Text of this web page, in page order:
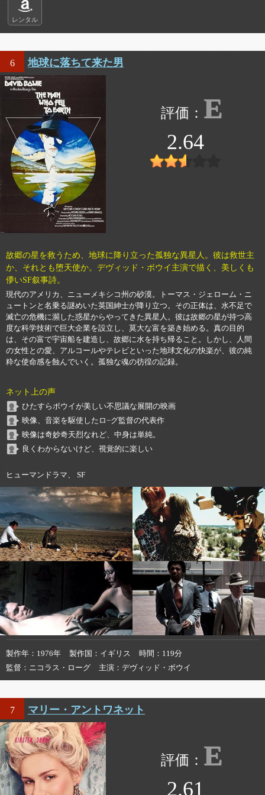
レンタル
6 地球に落ちて来た男
E
2.64
故郷の星を救うため、地球に降り立った孤独な異星人。彼は救世主
か、それとも堕天使か。デヴィッド・ボウイ主演で描く、美しくも
儚いSF叙事詩。
現代のアメリカ、ニューメキシコ州の砂漠。トーマス・ジェローム・ニ
ュートンと名乗る謎めいた英国紳士が降り立つ。その正体は、水不足で
滅亡の危機に瀕した惑星からやってきた異星人。彼は故郷の星が持つ高
度な科学技術で巨大企業を設立し、莫大な富を築き始める。真の目的
は、その富で宇宙船を建造し、故郷に水を持ち帰ること。しかし、人間
の女性との愛、アルコールやテレビといった地球文化の快楽が、彼の純
粋な使命感を蝕んでいく。孤独な魂の彷徨の記録。
ネット上の声
ひたすらボウイが美しい不思議な展開の映画
映像、音楽を駆使したロ−グ監督の代表作
映像は奇妙奇天烈なれど、中身は単純。
良くわからないけど、視覚的に楽しい
ヒューマンドラマ、 SF
製作年 1976年 製作国 イギリス 時間
119分
監督
ニコラス・ローグ 主演 デヴィッド・ボウイ
7 マリー・アントワネット
E
2.61